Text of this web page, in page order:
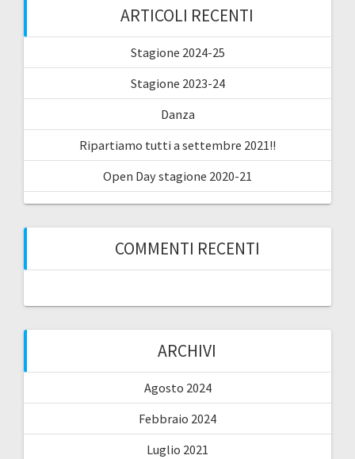
ARTICOLI RECENTI
Stagione 2024-25
Stagione 2023-24
Danza
Ripartiamo tutti a settembre 2021!!
Open Day stagione 2020-21
COMMENTI RECENTI
ARCHIVI
Agosto 2024
Febbraio 2024
Luglio 2021